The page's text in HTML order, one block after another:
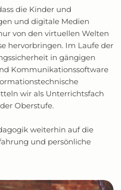
die Kinder und
und digitale Medien
von den virtuellen Welten
hervorbringen. Im Laufe der
in gängigen
Kommunikationssoftware
wir als Unterrichtsfach
Oberstufe.
weiterhin auf die
und persönliche